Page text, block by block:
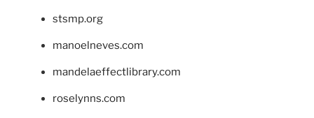
stsmp.org
manoelneves.com
mandelaeffectlibrary.com
roselynns.com